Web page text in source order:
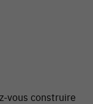
vous construire